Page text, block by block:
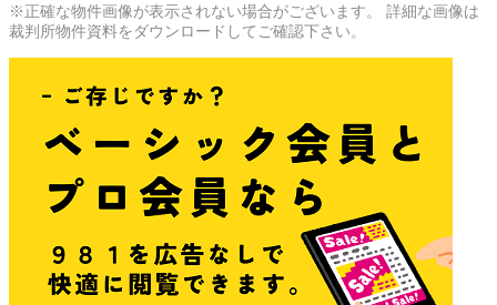
※正確な物件画像が表示されない場合がございます。 詳細な画像は
裁判所物件資料をダウンロードしてご確認下さい。